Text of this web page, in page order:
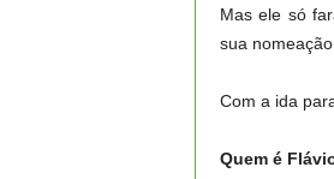
Mas ele só
sua
Com a ida
Quem é